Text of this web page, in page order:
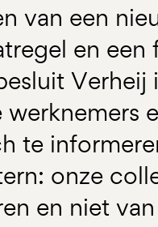
van een
en
te
onze
en niet